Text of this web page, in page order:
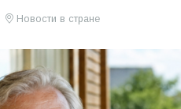
Новости в стране